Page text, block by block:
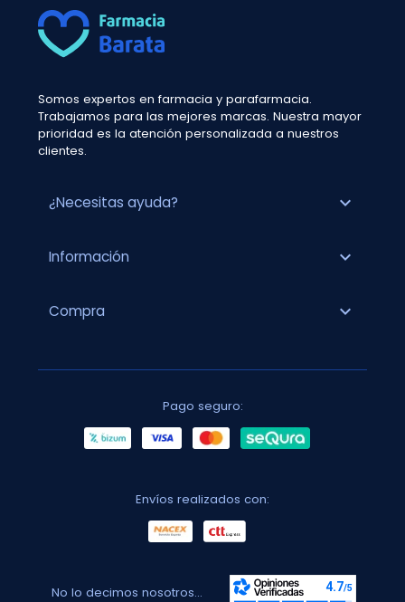
Somos expertos en farmacia y parafarmacia.
Trabajamos para las mejores marcas. Nuestra mayor
prioridad es la atención personalizada a nuestros
clientes.
¿Necesitas ayuda? expand_more
Información expand_more
Compra expand_more
Pago seguro:
Envíos realizados con:
No lo decimos nosotros...